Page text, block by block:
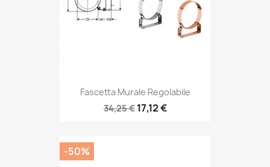
Fascetta Murale Regolabile
34,25 € 17,12 €
-50%